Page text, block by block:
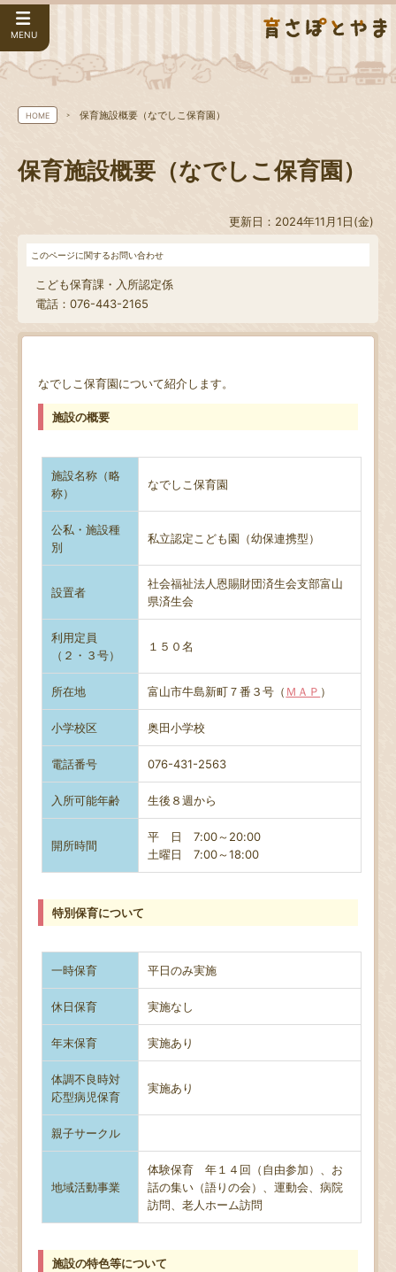
MENU
HOME 保育施設概要（なでしこ保育園）
保育施設概要（なでしこ保育園）
更新日：2024年11月1日(金)
このページに関するお問い合わせ
こども保育課・入所認定係
電話：076-443-2165
なでしこ保育園について紹介します。
施設の概要
施設名称（略
称）
なでしこ保育園
公私・施設種
別
私立認定こども園（幼保連携型）
設置者
社会福祉法人恩賜財団済生会支部富山
県済生会
利用定員
（２・３号）
１５０名
所在地 富山市牛島新町７番３号（ ＭＡＰ ）
小学校区 奥田小学校
電話番号 076-431-2563
入所可能年齢 生後８週から
開所時間
平 日 7:00～20:00
土曜日7:00～18:00
特別保育について
一時保育 平日のみ実施
休日保育 実施なし
年末保育 実施あり
体調不良時対
応型病児保育
実施あり
親子サークル
地域活動事業
体験保育 年１４回（自由参加）、お
話の集い（語りの会）、運動会、病院
訪問、老人ホーム訪問
施設の特色等について